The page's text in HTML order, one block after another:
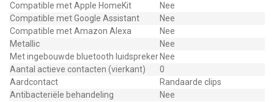
Compatible met Apple HomeKit
Nee
Compatible met Google Assistant
Nee
Compatible met Amazon Alexa
Nee
Metallic
Nee
Met ingebouwde bluetooth luidspreker Nee
Aantal actieve contacten (vierkant)
0
Aardcontact
Randaarde clips
Antibacteriële behandeling
Nee